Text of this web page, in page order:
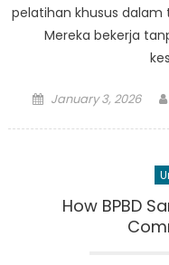
pelatihan khusus
Mereka bekerja
Posted
January 3, 2026
How BPBD